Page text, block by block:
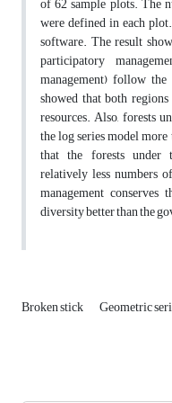
were defined in each
software. The result
participatory
management) follow
showed that both
resources. Also, forests
the log series model
that the forests under
relatively less numbers
management
diversity better than the
Broken stick Geometric